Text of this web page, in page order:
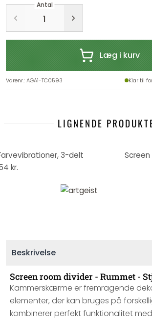
Antal
Læg i kurv
Varenr.:AGA1-TC0593 Klar til
LIGNENDE
3-delt
kr.
Beskrivelse
Screen room divider - Rummet -
Kammerskærme er fremragende
elementer, der kan bruges på
kombinerer perfekt funktionalitet